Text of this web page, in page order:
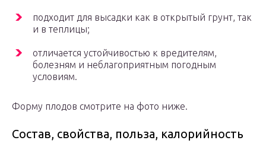
подходит для высадки как в открытый грунт, так
и в теплицы;
отличается устойчивостью к вредителям,
болезням и неблагоприятным погодным
условиям.
Форму плодов смотрите на фото ниже.
Состав, свойства, польза, калорийность